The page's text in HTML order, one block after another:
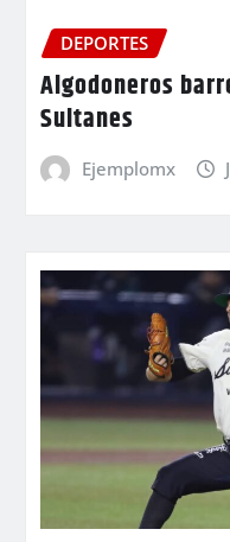
DEPORTES
Algodoneros
Sultanes
Ejemplomx